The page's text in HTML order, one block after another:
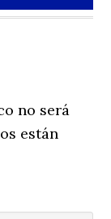
no será
están